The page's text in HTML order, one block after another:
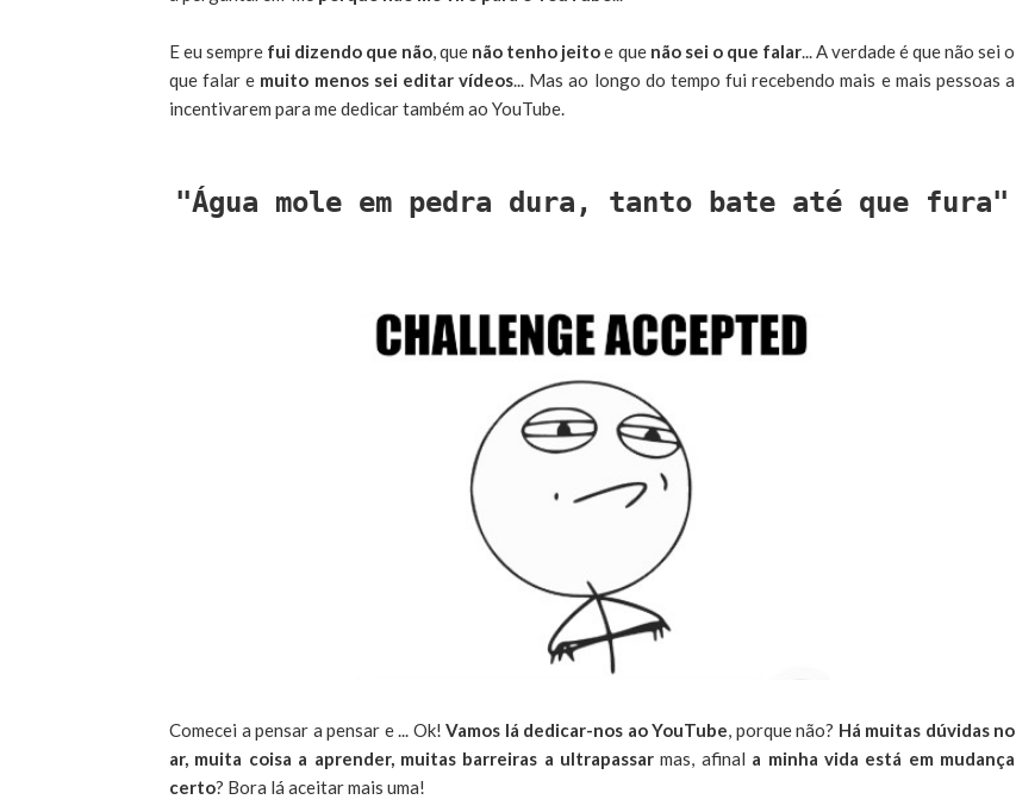
E eu sempre fui dizendo que não , que não tenho jeitoe que não sei o que falar... A verdade é que não sei o
que falar e muito menos sei editar vídeos ... Mas ao longo do tempo fui recebendo mais e mais pessoas a
incentivarem para me dedicar também ao YouTube.
"Água mole em pedra dura, tanto bate até que fura"
Comecei a pensar a pensar e ... Ok! Vamos lá dedicar-nos ao YouTube, porque não? Há muitas dúvidas no
ar, muita coisa a aprender, muitas barreiras a ultrapassar mas, afinal a minha vida está em mudança
certo? Bora lá aceitar mais uma!